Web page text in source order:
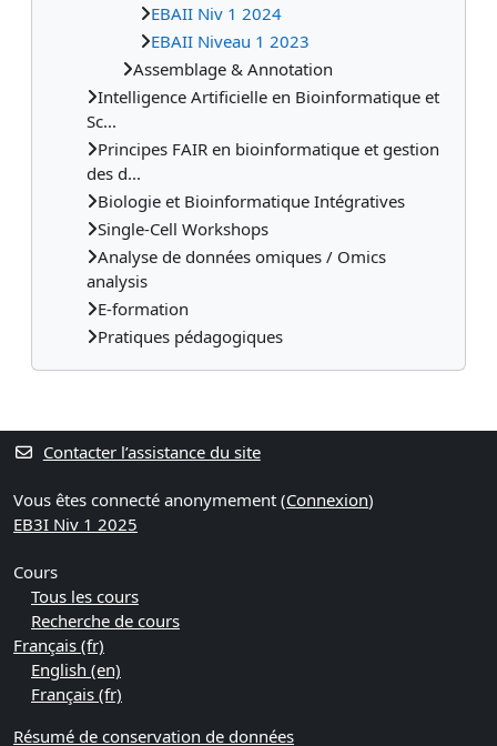
EBAII Niv 1 2024
EBAII Niveau 1 2023
Assemblage & Annotation
Intelligence Artificielle en Bioinformatique et
Sc...
Principes FAIR en bioinformatique et gestion
des d...
Biologie et Bioinformatique Intégratives
Single-Cell Workshops
Analyse de données omiques / Omics
analysis
E-formation
Pratiques pédagogiques
Contacter l’assistance du site
Vous êtes connecté anonymement (Connexion)
EB3I Niv 1 2025
Cours
Tous les cours
Recherche de cours
Français ‎(fr)‎
English ‎(en)‎
Français ‎(fr)‎
Résumé de conservation de données